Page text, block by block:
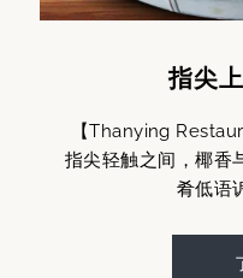
指尖
【Thanying
指尖轻触之间，椰香
肴低语